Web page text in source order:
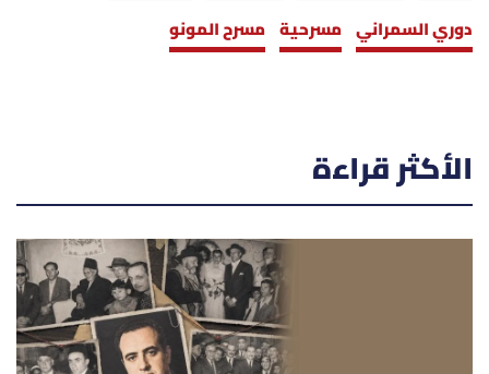
دوري السمراني مسرحية مسرح المونو
الأكثر قراءة